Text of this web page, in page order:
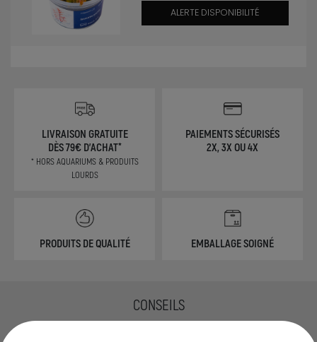
ALERTE DISPONIBILITÉ
LIVRAISON GRATUITE
DÈS 79€ D'ACHAT*
* HORS AQUARIUMS & PRODUITS
LOURDS
PAIEMENTS SÉCURISÉS
2X, 3X OU 4X
PRODUITS DE QUALITÉ EMBALLAGE SOIGNÉ
CONSEILS